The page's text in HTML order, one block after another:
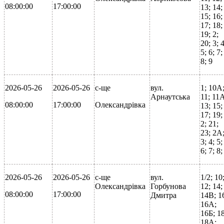
08:00:00 17:00:00
13; 14;
15; 16;
17; 18;
19; 2;
20; 3;
5; 6; 7;
8; 9
2026-05-26
08:00:00
2026-05-26
17:00:00
с-ще
Олександрівка
вул.
Арнаутська
1; 10А;
11;
13; 15;
17; 19;
2; 21;
23; 2А;
3; 4; 5;
6; 7; 8;
2026-05-26
08:00:00
2026-05-26
17:00:00
с-ще
Олександрівка
вул.
Горбунова
Дмитра
1/2; 10;
12; 14;
14В;
16А;
16Б;